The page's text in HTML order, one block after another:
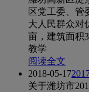
区党工委、管
大人民群众对
亩，建筑面积
教学
阅读全文
2018-05-17
关于潍坊市